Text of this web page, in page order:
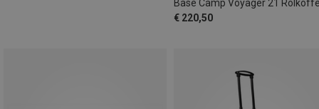
Base Camp Voyager 21
€ 220,50